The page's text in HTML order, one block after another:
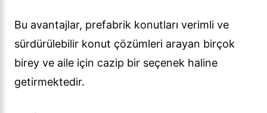
Bu avantajlar, prefabrik konutları verimli ve
sürdürülebilir konut çözümleri arayan birçok
birey ve aile için cazip bir seçenek haline
getirmektedir.